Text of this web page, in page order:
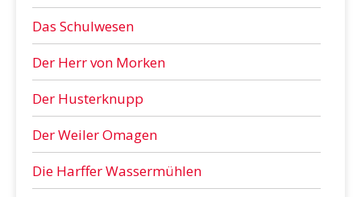
Das Schulwesen
Der Herr von Morken
Der Husterknupp
Der Weiler Omagen
Die Harffer Wassermühlen